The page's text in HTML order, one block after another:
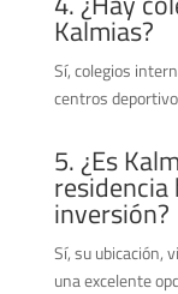
Kalmias?
Sí, colegios
centros
5. ¿Es
inversión?
Sí, su ubicación,
una excelente